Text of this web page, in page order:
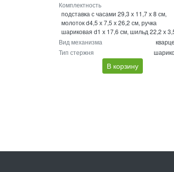
Комплектность
подставка с часами 29,3 х 11,7 х 8 см,
молоток d4,5 х 7,5 х 26,2 см, ручка
шариковая d1 х 17,6 см, шильд 22,2 х
Вид механизма
Тип стержня
В корзину